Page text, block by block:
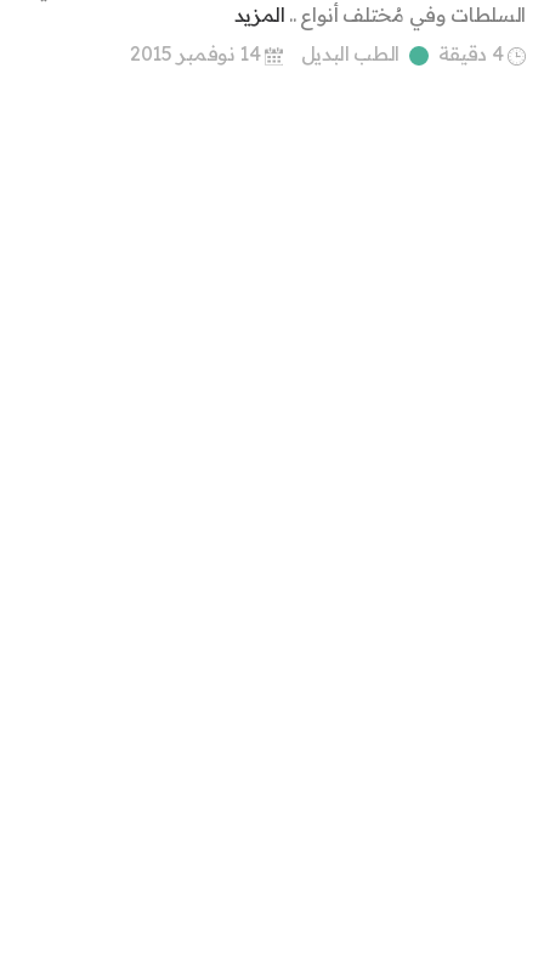
السلطات وفي مُختلف أنواع .. المزيد
4 دقيقة
الطب البديل 14 نوفمبر 2015